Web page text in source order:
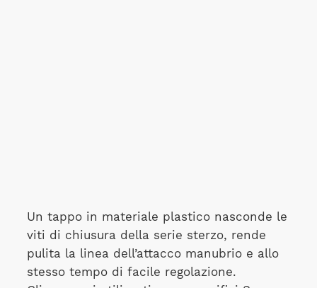
Un tappo in materiale plastico nasconde le
viti di chiusura della serie sterzo, rende
pulita la linea dell’attacco manubrio e allo
stesso tempo di facile regolazione.